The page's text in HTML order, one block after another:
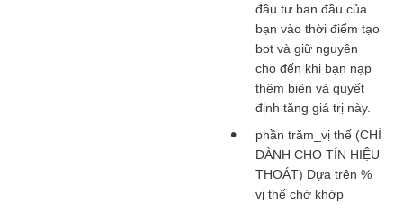
đầu tư ban đầu của
bạn vào thời điểm tạo
bot và giữ nguyên
cho đến khi bạn nạp
thêm biên và quyết
định tăng giá trị này.
phần trăm_vị thế (CHỈ
DÀNH CHO TÍN HIỆU
THOÁT) Dựa trên %
vị thế chờ khớp